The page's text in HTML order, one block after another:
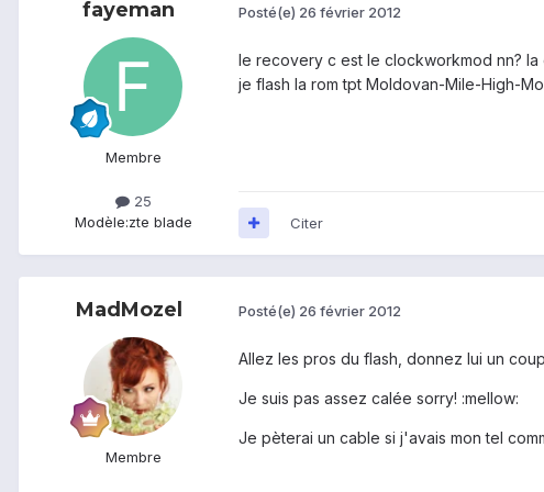
fayeman
Membre
25
Modèle:zte blade
Posté(e) 26 février 2012
le recovery c est le clockworkmod nn?
je flash la rom tpt Moldovan-Mile-High-
Citer
MadMozel
Membre
Posté(e) 26 février 2012
Allez les pros du flash, donnez lui un
Je suis pas assez calée sorry! :mellow:
Je pèterai un cable si j'avais mon tel